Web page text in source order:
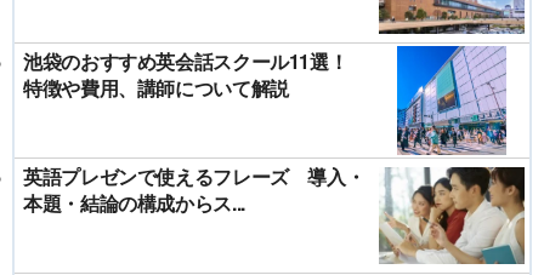
池袋のおすすめ英会話スクール11選！
特徴や費用、講師について解説
英語プレゼンで使えるフレーズ 導入・
本題・結論の構成からス...